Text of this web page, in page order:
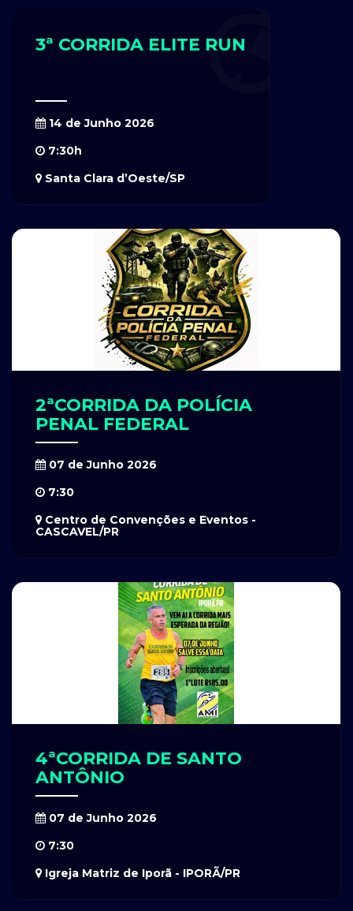
3ª CORRIDA ELITE RUN
14 de Junho 2026
7:30h
Santa Clara d’Oeste/SP
2ªCORRIDA DA POLÍCIA
PENAL FEDERAL
07 de Junho 2026
7:30
Centro de Convenções e Eventos -
CASCAVEL/PR
4ªCORRIDA DE SANTO
ANTÔNIO
07 de Junho 2026
7:30
Igreja Matriz de Iporã - IPORÃ/PR